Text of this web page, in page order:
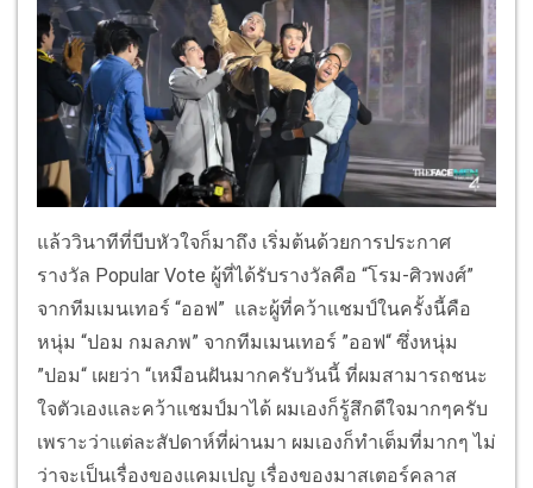
แล้ววินาทีที่บีบหัวใจก็มาถึง เริ่มต้นด้วยการประกาศ
รางวัล Popular Vote ผู้ที่ได้รับรางวัลคือ “โรม-ศิวพงศ์”
จากทีมเมนเทอร์ “ออฟ” และผู้ที่คว้าแชมป์ในครั้งนี้คือ
หนุ่ม “ปอม กมลภพ” จากทีมเมนเทอร์ ”ออฟ“ ซึ่งหนุ่ม
”ปอม“ เผยว่า “เหมือนฝันมากครับวันนี้ ที่ผมสามารถชนะ
ใจตัวเองและคว้าแชมป์มาได้ ผมเองก็รู้สึกดีใจมากๆครับ
เพราะว่าแต่ละสัปดาห์ที่ผ่านมา ผมเองก็ทำเต็มที่มากๆ ไม่
ว่าจะเป็นเรื่องของแคมเปญ เรื่องของมาสเตอร์คลาส